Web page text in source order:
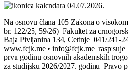
04.07.2026.
Na osnovu člana 105 Zakona o
br. 122/25, 59/26) Fakultet za
Baja Pivljanina 134, Cetinje 041/241-
www.fcjk.me • info@fcjk.me
prvu godinu osnovnih akademskih
za studijsku 2026/2027. godinu Pravo